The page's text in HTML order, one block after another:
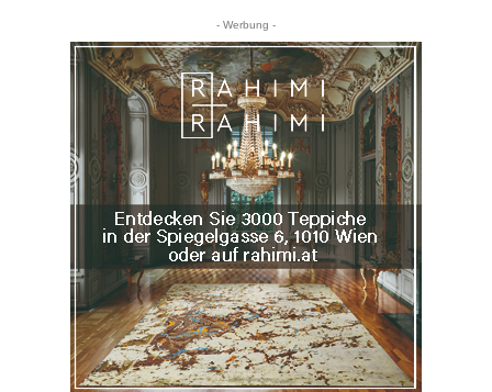
- Werbung -